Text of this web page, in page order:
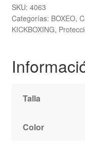
cantidad
SKU: 4063
Categorías: BOXEO,
KICKBOXING,
Talla
Color